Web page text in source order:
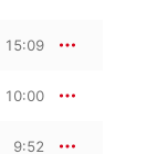
15:09
10:00
9:52